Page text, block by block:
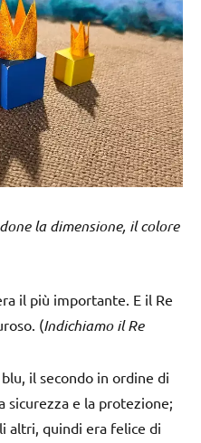
la dimensione, il colore
il più importante. E il Re
(Indichiamo il Re
il secondo in ordine di
sicurezza e la protezione;
altri, quindi era felice di